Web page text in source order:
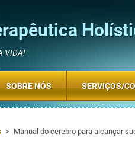
VIDA!
> Manual do cerebro para alcançar
SOBRE NÓS SERVIÇOS/